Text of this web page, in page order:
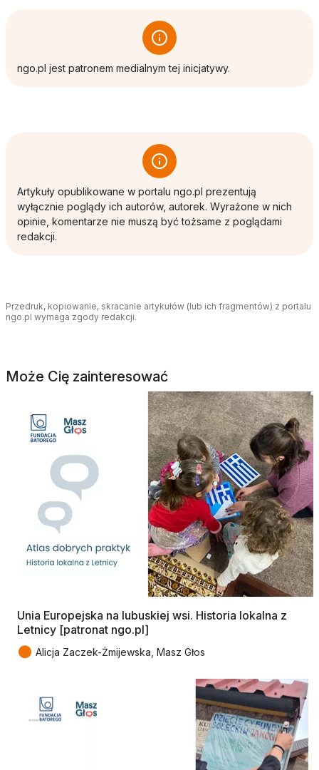
ngo.pl jest patronem medialnym tej inicjatywy.
Artykuły opublikowane w portalu ngo.pl prezentują
wyłącznie poglądy ich autorów, autorek. Wyrażone w nich
opinie, komentarze nie muszą być tożsame z poglądami
redakcji.
Przedruk, kopiowanie, skracanie artykułów (lub ich fragmentów) z portalu
ngo.pl wymaga zgody redakcji.
Może Cię zainteresować
Unia Europejska na lubuskiej wsi. Historia lokalna z
Letnicy [patronat ngo.pl]
● Alicja Zaczek-Żmijewska, Masz Głos